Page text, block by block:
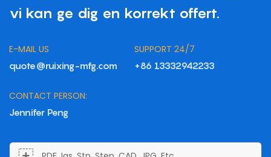
vi kan ge dig en korrekt offert.
E-MAIL US
quote@ruixing-mfg.com
SUPPORT 24/7
+86 13332942233
CONTACT PERSON:
Jennifer Peng